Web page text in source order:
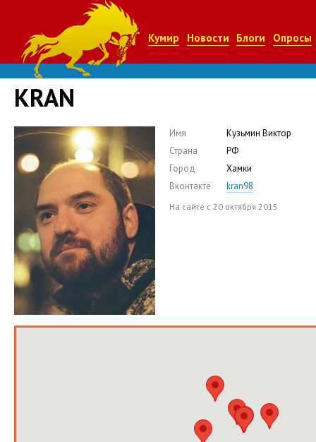
Кумир Новости Блоги Опросы
KRAN
Имя
Кузьмин Виктор
Страна
РФ
Город
Хамки
Вконтакте
kran98
На сайте с 20 октября 2015